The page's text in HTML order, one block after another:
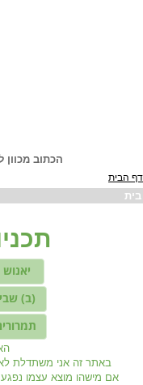
הכתוב מכוון
דף הבית
בית
באתר זה אני משתדלת לא
אם מישהו מוצא עצמו
(ב)